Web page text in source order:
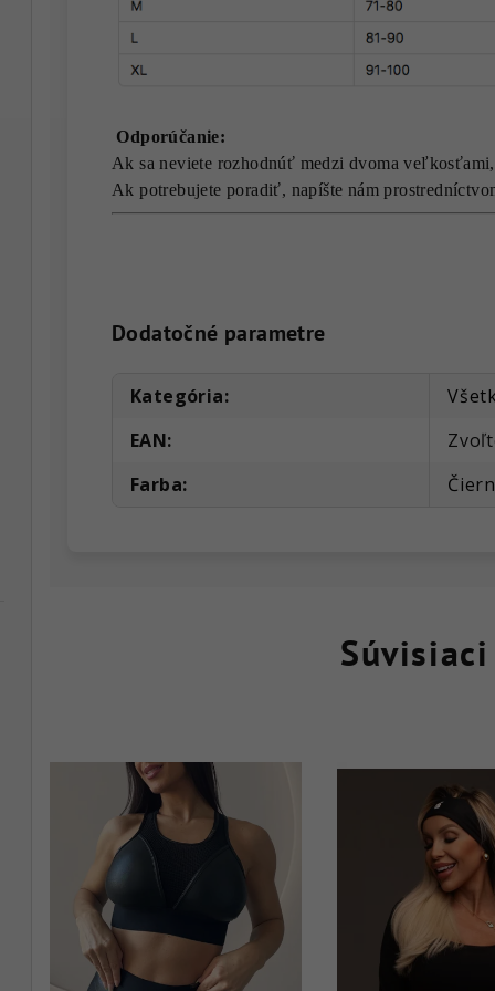
Odporúčanie:
Ak sa neviete rozhodnúť medzi dvoma
Ak potrebujete poradiť, napíšte nám
Dodatočné parametre
Kategória:
EAN:
Farba: